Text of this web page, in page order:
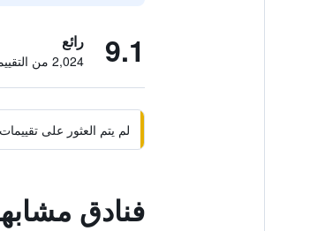
9.1 رائع
2,024 من التقييمات تم التحقق منها
لم يتم العثور على
فنادق